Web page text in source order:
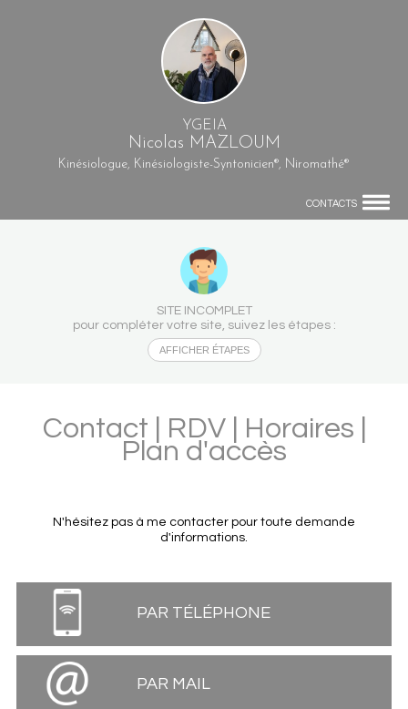
YGEIA
Nicolas MAZLOUM
Kinésiologue, Kinésiologiste-Syntonicien®, Niromathé®
CONTACTS
SITE INCOMPLET
pour compléter votre site, suivez les étapes :
AFFICHER ÉTAPES
Contact | RDV | Horaires |
Plan d'accès
N'hésitez pas à me contacter pour toute demande
d'informations.
PAR TÉLÉPHONE
PAR MAIL